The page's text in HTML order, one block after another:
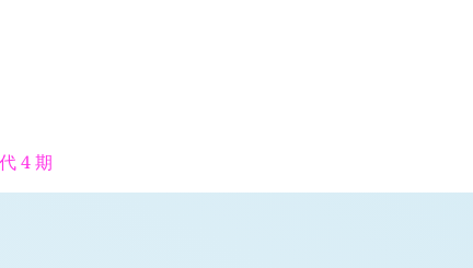
4 期